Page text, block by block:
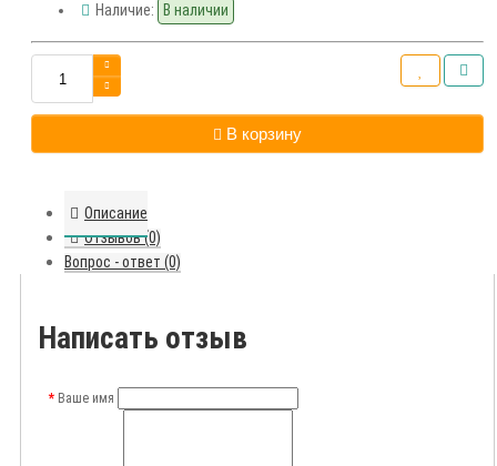
Наличие: В наличии
В корзину
Описание
Отзывов (0)
Вопрос - ответ (0)
Написать отзыв
Ваше имя